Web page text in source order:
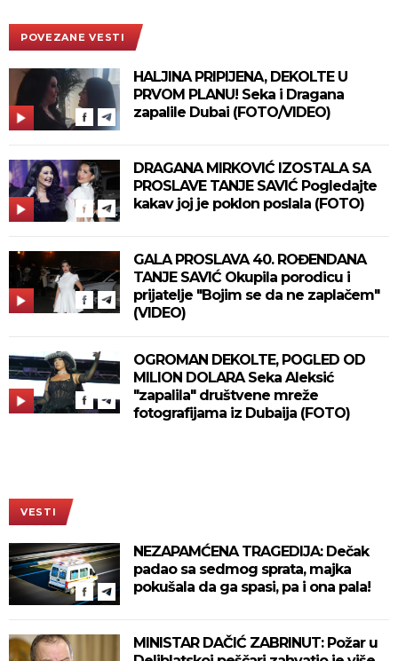
POVEZANE VESTI
HALJINA PRIPIJENA, DEKOLTE U
PRVOM PLANU! Seka i Dragana
zapalile Dubai (FOTO/VIDEO)
DRAGANA MIRKOVIĆ IZOSTALA SA
PROSLAVE TANJE SAVIĆ Pogledajte
kakav joj je poklon poslala (FOTO)
GALA PROSLAVA 40. ROĐENDANA
TANJE SAVIĆ Okupila porodicu i
prijatelje "Bojim se da ne zaplačem"
(VIDEO)
OGROMAN DEKOLTE, POGLED OD
MILION DOLARA Seka Aleksić
"zapalila" društvene mreže
fotografijama iz Dubaija (FOTO)
VESTI
NEZAPAMĆENA TRAGEDIJA: Dečak
padao sa sedmog sprata, majka
pokušala da ga spasi, pa i ona pala!
MINISTAR DAČIĆ ZABRINUT: Požar u